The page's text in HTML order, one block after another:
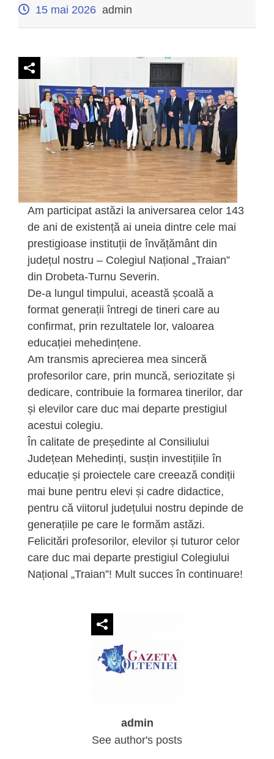
15 mai 2026 admin
Am participat astăzi la aniversarea celor 143
de ani de existență ai uneia dintre cele mai
prestigioase instituții de învățământ din
județul nostru – Colegiul Național „Traian”
din Drobeta-Turnu Severin.
De-a lungul timpului, această școală a
format generații întregi de tineri care au
confirmat, prin rezultatele lor, valoarea
educației mehedințene.
Am transmis aprecierea mea sinceră
profesorilor care, prin muncă, seriozitate și
dedicare, contribuie la formarea tinerilor, dar
și elevilor care duc mai departe prestigiul
acestui colegiu.
În calitate de președinte al Consiliului
Județean Mehedinți, susțin investițiile în
educație și proiectele care creează condiții
mai bune pentru elevi și cadre didactice,
pentru că viitorul județului nostru depinde de
generațiile pe care le formăm astăzi.
Felicitări profesorilor, elevilor și tuturor celor
care duc mai departe prestigiul Colegiului
Național „Traian”! Mult succes în continuare!
admin
See author's posts